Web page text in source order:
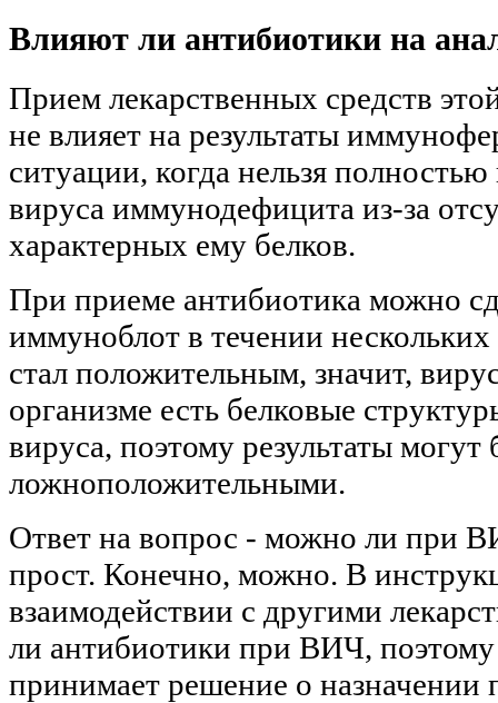
Влияют ли антибиотики на
Прием лекарственных средств
не влияет на результаты
ситуации, когда нельзя
вируса иммунодефицита из-за
характерных ему белков.
При приеме антибиотика можно
иммуноблот в течении
стал положительным, значит,
организме есть белковые
вируса, поэтому результаты
ложноположительными.
Ответ на вопрос - можно ли при
прост. Конечно, можно. В
взаимодействии с другими
ли антибиотики при ВИЧ,
принимает решение о